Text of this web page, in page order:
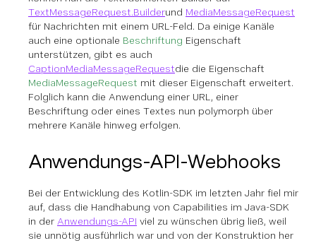
TextMessageRequest.Builderund MediaMessageRequest
für Nachrichten mit einem URL-Feld. Da einige Kanäle
auch eine optionale Beschriftung Eigenschaft
unterstützen, gibt es auch
CaptionMediaMessageRequestdie die Eigenschaft
MediaMessageRequest mit dieser Eigenschaft erweitert.
Folglich kann die Anwendung einer URL, einer
Beschriftung oder eines Textes nun polymorph über
mehrere Kanäle hinweg erfolgen.
Anwendungs-API-Webhooks
Bei der Entwicklung des Kotlin-SDK im letzten Jahr fiel mir
auf, dass die Handhabung von Capabilities im Java-SDK
in der Anwendungs-API viel zu wünschen übrig ließ, weil
sie unnötig ausführlich war und von der Konstruktion her